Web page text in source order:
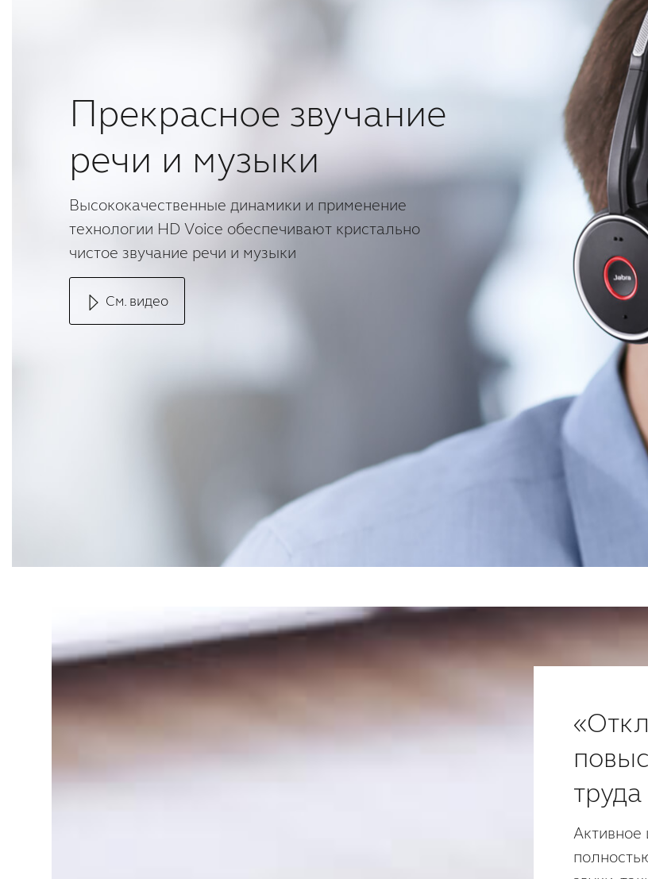
Прекрасное звучание
речи и музыки
Высококачественные динамики и применение
технологии HD Voice обеспечивают кристально
чистое звучание речи и музыки
См. видео
труда